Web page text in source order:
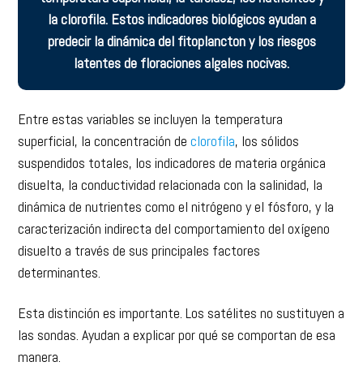
la clorofila. Estos indicadores biológicos ayudan a
predecir la dinámica del fitoplancton y los riesgos
latentes de floraciones algales nocivas.
Entre estas variables se incluyen la temperatura
superficial, la concentración declorofila, los sólidos
suspendidos totales, los indicadores de materia orgánica
disuelta, la conductividad relacionada con la salinidad, la
dinámica de nutrientes como el nitrógeno y el fósforo, y la
caracterización indirecta del comportamiento del oxígeno
disuelto a través de sus principales factores
determinantes.
Esta distinción es importante. Los satélites no sustituyen a
las sondas. Ayudan a explicar por qué se comportan de esa
manera.